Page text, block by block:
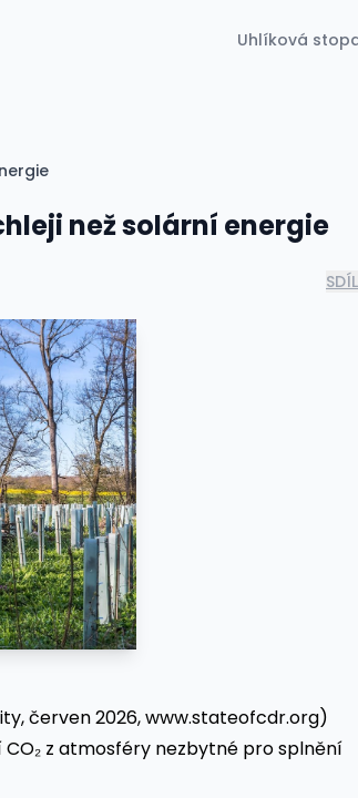
Uhlíková
než solární energie
červen 2026, www.stateofcdr.org)
z atmosféry nezbytné pro splnění